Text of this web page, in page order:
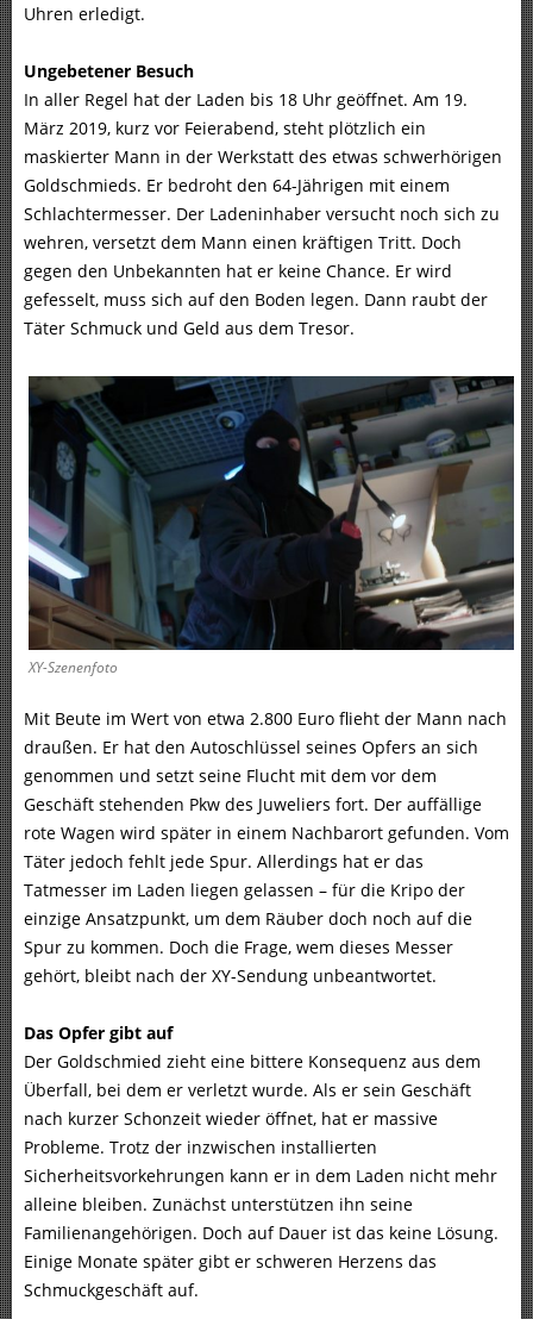
Uhren erledigt.
Ungebetener Besuch
In aller Regel hat der Laden bis 18 Uhr geöffnet. Am 19.
März 2019, kurz vor Feierabend, steht plötzlich ein
maskierter Mann in der Werkstatt des etwas schwerhörigen
Goldschmieds. Er bedroht den 64-Jährigen mit einem
Schlachtermesser. Der Ladeninhaber versucht noch sich zu
wehren, versetzt dem Mann einen kräftigen Tritt. Doch
gegen den Unbekannten hat er keine Chance. Er wird
gefesselt, muss sich auf den Boden legen. Dann raubt der
Täter Schmuck und Geld aus dem Tresor.
XY-Szenenfoto
Mit Beute im Wert von etwa 2.800 Euro flieht der Mann nach
draußen. Er hat den Autoschlüssel seines Opfers an sich
genommen und setzt seine Flucht mit dem vor dem
Geschäft stehenden Pkw des Juweliers fort. Der auffällige
rote Wagen wird später in einem Nachbarort gefunden. Vom
Täter jedoch fehlt jede Spur. Allerdings hat er das
Tatmesser im Laden liegen gelassen – für die Kripo der
einzige Ansatzpunkt, um dem Räuber doch noch auf die
Spur zu kommen. Doch die Frage, wem dieses Messer
gehört, bleibt nach der XY-Sendung unbeantwortet.
Das Opfer gibt auf
Der Goldschmied zieht eine bittere Konsequenz aus dem
Überfall, bei dem er verletzt wurde. Als er sein Geschäft
nach kurzer Schonzeit wieder öffnet, hat er massive
Probleme. Trotz der inzwischen installierten
Sicherheitsvorkehrungen kann er in dem Laden nicht mehr
alleine bleiben. Zunächst unterstützen ihn seine
Familienangehörigen. Doch auf Dauer ist das keine Lösung.
Einige Monate später gibt er schweren Herzens das
Schmuckgeschäft auf.